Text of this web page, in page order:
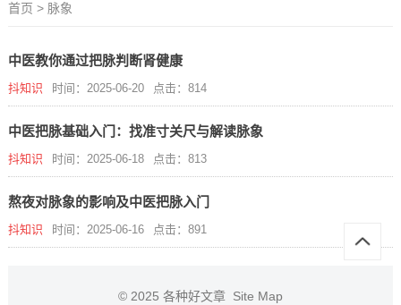
首页 > 脉象
中医教你通过把脉判断肾健康
抖知识 时间：2025-06-20 点击：814
中医把脉基础入门：找准寸关尺与解读脉象
抖知识 时间：2025-06-18 点击：813
熬夜对脉象的影响及中医把脉入门
抖知识 时间：2025-06-16 点击：891
© 2025 各种好文章 Site Map